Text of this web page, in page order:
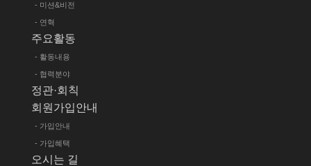
- 미션&비전
- 연혁
주요활동
- 활동내용
- 협력분야
정관·회칙
회원가입안내
- 가입안내
- 가입혜택
오시는 길